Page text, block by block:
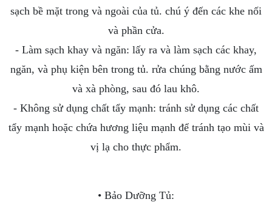
sạch bề mặt trong và ngoài của tủ. chú ý đến các khe nối
và phần cửa.
- Làm sạch khay và ngăn: lấy ra và làm sạch các khay,
ngăn, và phụ kiện bên trong tủ. rửa chúng bằng nước ấm
và xà phòng, sau đó lau khô.
- Không sử dụng chất tẩy mạnh: tránh sử dụng các chất
tẩy mạnh hoặc chứa hương liệu mạnh để tránh tạo mùi và
vị lạ cho thực phẩm.
• Bảo Dưỡng Tủ: